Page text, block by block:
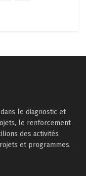
le diagnostic et
le renforcement
des activités
et programmes.